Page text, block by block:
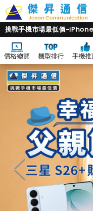
挑戰手機市場最低價
價格總覽 機型排行 手機推